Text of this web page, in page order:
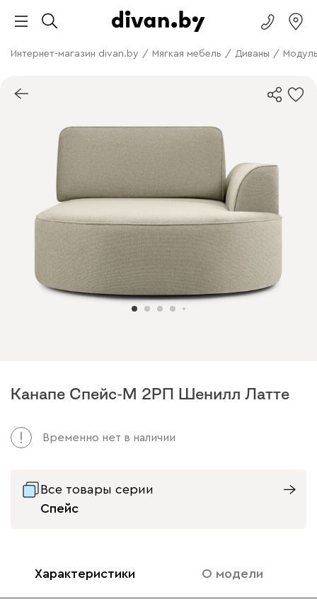
Интернет-магазин divan.by / Мягкая мебель / Диваны /
Канапе Спейс-М 2РП Шенилл Латте
Временно нет в наличии
Все товары серии
Спейс
Характеристики О модели